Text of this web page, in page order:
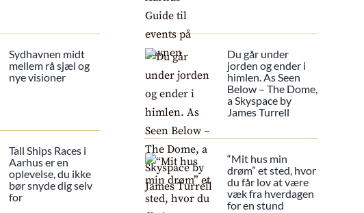
Sydhavnen midt
mellem rå sjæl og
nye visioner
Tall Ships Races i
Aarhus er en
oplevelse, du ikke
bør snyde dig selv
for
Du går under
jorden og ender i
himlen. As Seen
Below – The Dome,
a Skyspace by
James Turrell
“Mit hus min
drøm” et sted, hvor
du får lov at være
væk fra hverdagen
for en stund